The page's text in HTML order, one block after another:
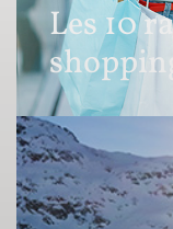
Les 10